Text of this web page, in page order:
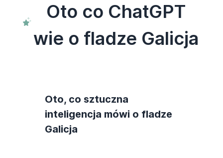
Oto co ChatGPT
wie o fladze Galicja
Oto, co sztuczna
inteligencja mówi o fladze
Galicja